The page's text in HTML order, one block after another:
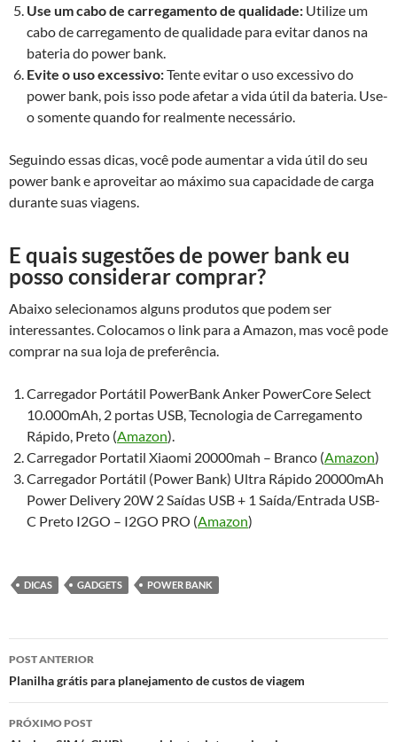
Use um cabo de carregamento de qualidade: Utilize um
cabo de carregamento de qualidade para evitar danos na
bateria do power bank.
Evite o uso excessivo:Tente evitar o uso excessivo do
power bank, pois isso pode afetar a vida útil da bateria. Use-
o somente quando for realmente necessário.
Seguindo essas dicas, você pode aumentar a vida útil do seu
power bank e aproveitar ao máximo sua capacidade de carga
durante suas viagens.
E quais sugestões de power bank eu
posso considerar comprar?
Abaixo selecionamos alguns produtos que podem ser
interessantes. Colocamos o link para a Amazon, mas você pode
comprar na sua loja de preferência.
Carregador Portátil PowerBank Anker PowerCore Select
10.000mAh, 2 portas USB, Tecnologia de Carregamento
Rápido, Preto (Amazon).
Carregador Portatil Xiaomi 20000mah – Branco (Amazon)
Carregador Portátil (Power Bank) Ultra Rápido 20000mAh
Power Delivery 20W 2 Saídas USB + 1 Saída/Entrada USB-
C Preto I2GO – I2GO PRO (Amazon)
DICAS GADGETS POWER BANK
Navegação
de
posts
POST ANTERIOR
Planilha grátis para planejamento de custos de viagem
PRÓXIMO POST